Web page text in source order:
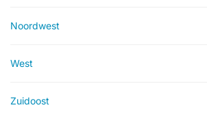
Noordwest
West
Zuidoost